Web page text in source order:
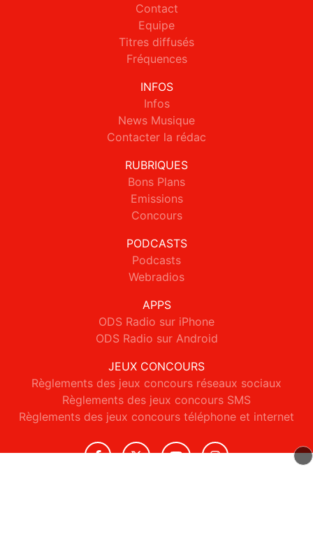
Contact
Equipe
Titres diffusés
Fréquences
INFOS
Infos
News Musique
Contacter la rédac
RUBRIQUES
Bons Plans
Emissions
Concours
PODCASTS
Podcasts
Webradios
APPS
ODS Radio sur iPhone
ODS Radio sur Android
JEUX CONCOURS
Règlements des jeux concours réseaux sociaux
Règlements des jeux concours SMS
Règlements des jeux concours téléphone et internet